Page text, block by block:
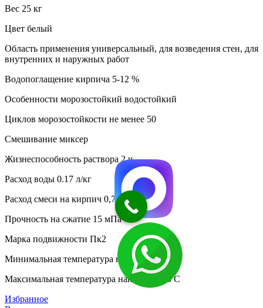
Вес 25 кг
Цвет белый
Область применения универсальный, для возведения стен, для
внутренних и наружных работ
Водопоглащение кирпича 5-12 %
Особенности морозостойкий водостойкий
Циклов морозостойкости не менее 50
Смешивание миксер
Жизнеспособность раствора 2 ч
Расход воды 0.17 л/кг
Расход смеси на кирпич 0,7 - 1,7 кг
Прочность на сжатие 15 мПа
Марка подвижности Пк2
Минимальная температура нанесения 5 C
Максимальная температура нанесения 30 C
Избранное